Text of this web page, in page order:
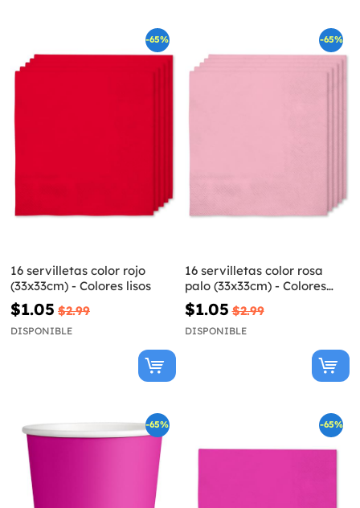
-65%
16 servilletas color rojo
(33x33cm) - Colores lisos
$1.05 $2.99
DISPONIBLE
-65%
16 servilletas color rosa
palo (33x33cm) - Colores
lisos
$1.05 $2.99
DISPONIBLE
-65% -65%